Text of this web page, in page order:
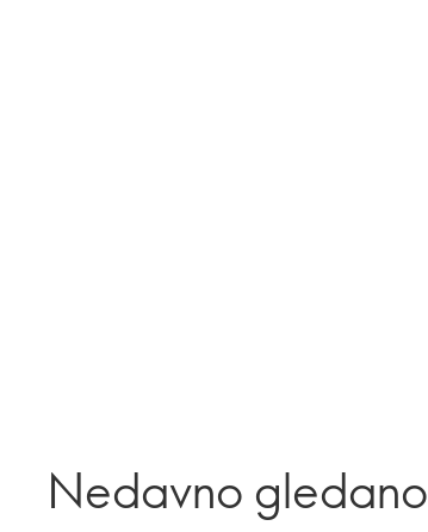
Nedavno gledano